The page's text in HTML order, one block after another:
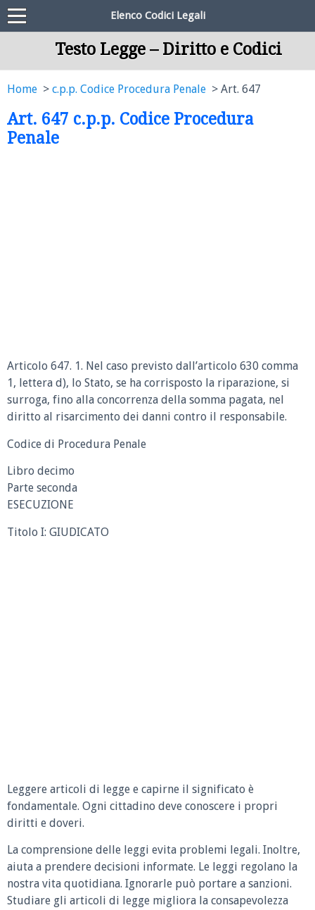
Elenco Codici Legali
Testo Legge – Diritto e Codici
Home c.p.p. Codice Procedura Penale Art. 647
Art. 647 c.p.p. Codice Procedura
Penale
Articolo 647. 1. Nel caso previsto dall’articolo 630 comma
1, lettera d), lo Stato, se ha corrisposto la riparazione, si
surroga, fino alla concorrenza della somma pagata, nel
diritto al risarcimento dei danni contro il responsabile.
Codice di Procedura Penale
Libro decimo
Parte seconda
ESECUZIONE
Titolo I: GIUDICATO
Leggere articoli di legge e capirne il significato è
fondamentale. Ogni cittadino deve conoscere i propri
diritti e doveri.
La comprensione delle leggi evita problemi legali. Inoltre,
aiuta a prendere decisioni informate. Le leggi regolano la
nostra vita quotidiana. Ignorarle può portare a sanzioni.
Studiare gli articoli di legge migliora la consapevolezza